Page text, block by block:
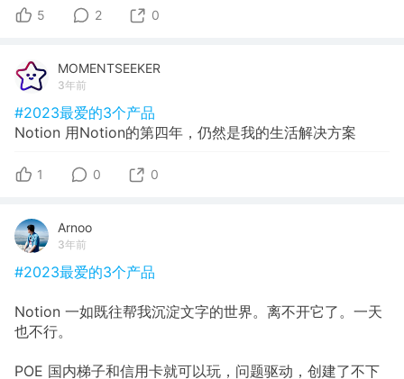
5 2 0
MOMENTSEEKER
3年前
#2023最爱的3个产品
Notion 用Notion的第四年，仍然是我的生活解决方案
1 0 0
Arnoo
3年前
#2023最爱的3个产品
Notion 一如既往帮我沉淀文字的世界。离不开它了。一天
也不行。
POE 国内梯子和信用卡就可以玩，问题驱动，创建了不下